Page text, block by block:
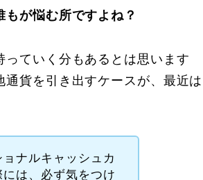
が悩む所ですよね？
っていく分もあるとは思います
貨を引き出すケースが、最近は
ナルキャッシュカ
は、必ず気をつけ